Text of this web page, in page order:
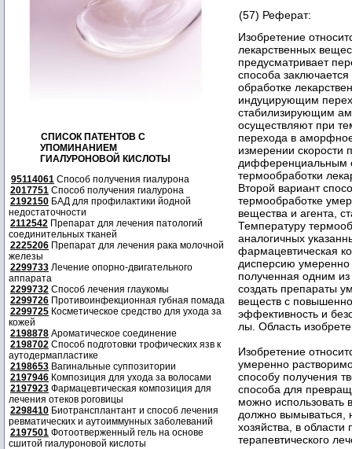
СПИСОК ПАТЕНТОВ С
УПОМИНАНИЕМ
ГИАЛУРОНОВОЙ КИСЛОТЫ
95114061 Способ получения гиалурона
2017751 Способ получения гиалурона
2192150 БАД для профилактики йодной
недостаточности
2112542 Препарат для лечения патологий
соединительных тканей
2225206 Препарат для лечения рака молочной
железы
2299733 Лечение опорно-двигательного
аппарата
2299732 Способ лечения глаукомы
2299726 Противоинфекционная губная помада
2299725 Косметическое средство для ухода за
кожей
2198878 Ароматическое соединение
2198702 Способ подготовки трофических язв к
аутодермапластике
2198653 Вагинальные суппозитории
2197946 Композиция для ухода за волосами
2197923 Фармацевтическая композиция для
лечения отеков роговицы
2298410 Биотрансплантант и способ лечения
ревматических и аутоиммунных заболеваний
2197501 Фотоотверженный гель на основе
сшитой гиалуроновой кислоты
(57) Реферат:
Изобретение
лекарственных
предусматривает
способа
обработке
индуцирующим
стабилизирующим
осуществляют при
перехода в
измерении
дифференциальным
термообработки
Второй вариант
термообработке
вещества и агента,
Температуру
аналогичных
фармацевтическая
дисперсию умеренно
полученная одним
создать препараты
веществ с
эффективность и
лы. Область
Изобретение
умеренно
способу получения
способа для
можно использовать
должно вымываться,
хозяйства, в
терапевтического